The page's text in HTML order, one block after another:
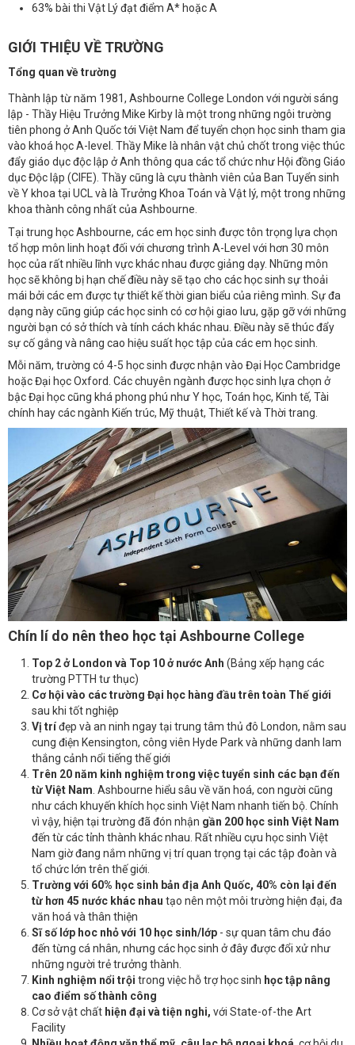
63% bài thi Vật Lý đạt điểm A* hoặc A
GIỚI THIỆU VỀ TRƯỜNG
Tổng quan về trường
Thành lập từ năm 1981, Ashbourne College London với người sáng
lập - Thầy Hiệu Trưởng Mike Kirby là một trong những ngôi trường
tiên phong ở Anh Quốc tới Việt Nam để tuyển chọn học sinh tham gia
vào khoá học A-level. Thầy Mike là nhân vật chủ chốt trong việc thúc
đẩy giáo dục độc lập ở Anh thông qua các tổ chức như Hội đồng Giáo
dục Độc lập (CIFE). Thầy cũng là cựu thành viên của Ban Tuyển sinh
về Y khoa tại UCL và là Trưởng Khoa Toán và Vật lý, một trong những
khoa thành công nhất của Ashbourne.
Tại trung học Ashbourne, các em học sinh được tôn trọng lựa chọn
tổ hợp môn linh hoạt đối với chương trình A-Level với hơn 30 môn
học của rất nhiều lĩnh vực khác nhau được giảng dạy. Những môn
học sẽ không bị hạn chế điều này sẽ tạo cho các học sinh sự thoải
mái bởi các em được tự thiết kế thời gian biểu của riêng mình. Sự đa
dạng này cũng giúp các học sinh có cơ hội giao lưu, gặp gỡ với những
người bạn có sở thích và tính cách khác nhau. Điều này sẽ thúc đẩy
sự cố gắng và nâng cao hiệu suất học tập của các em học sinh.
Mỗi năm, trường có 4-5 học sinh được nhận vào Đại Học Cambridge
hoặc Đại học Oxford. Các chuyên ngành được học sinh lựa chọn ở
bậc Đại học cũng khá phong phú như Y học, Toán học, Kinh tế, Tài
chính hay các ngành Kiến trúc, Mỹ thuật, Thiết kế và Thời trang.
Chín lí do nên theo học tại Ashbourne College
Top 2 ở London và Top 10 ở nước Anh (Bảng xếp hạng các
trường PTTH tư thục)
Cơ hội vào các trường Đại học hàng đầu trên toàn Thế giới
sau khi tốt nghiệp
Vị tríđẹp và an ninh ngay tại trung tâm thủ đô London, nằm sau
cung điện Kensington, công viên Hyde Park và những danh lam
thắng cảnh nổi tiếng thế giới
Trên 20 năm kinh nghiệm trong việc tuyển sinh các bạn đến
từ Việt Nam . Ashbourne hiểu sâu về văn hoá, con người cũng
như cách khuyến khích học sinh Việt Nam nhanh tiến bộ. Chính
vì vậy, hiện tại trường đã đón nhận gần 200 học sinh Việt Nam
đến từ các tỉnh thành khác nhau. Rất nhiều cựu học sinh Việt
Nam giờ đang nắm những vị trí quan trọng tại các tập đoàn và
tổ chức lớn trên thế giới.
Trường với 60% học sinh bản địa Anh Quốc, 40% còn lại đến
từ hơn 45 nước khác nhau tạo nên một môi trường hiện đại, đa
văn hoá và thân thiện
Sĩ số lớp hoc nhỏ với 10 học sinh/lớp - sự quan tâm chu đáo
đến từng cá nhân, nhưng các học sinh ở đây được đổi xử như
những người trẻ trưởng thành.
Kinh nghiệm nổi trội trong việc hỗ trợ học sinh học tập nâng
cao điểm số thành công
Cơ sở vật chất hiện đại và tiện nghi, với State-of-the Art
Facility